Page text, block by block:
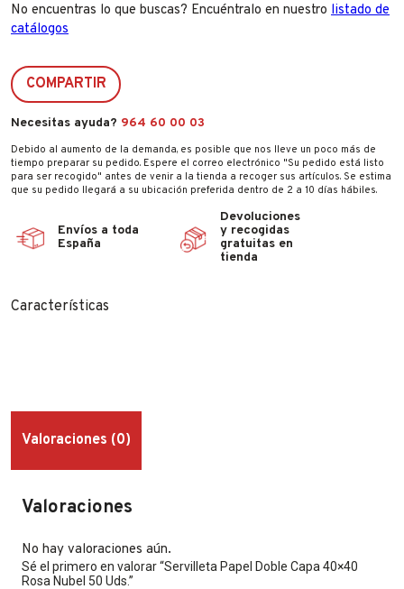
No encuentras lo que buscas? Encuéntralo en nuestro listado de
catálogos
COMPARTIR
Necesitas ayuda? 964 60 00 03
Debido al aumento de la demanda, es posible que nos lleve un poco más de
tiempo preparar su pedido. Espere el correo electrónico "Su pedido está listo
para ser recogido" antes de venir a la tienda a recoger sus artículos. Se estima
que su pedido llegará a su ubicación preferida dentro de 2 a 10 días hábiles.
Envíos a toda
España
Devoluciones
y recogidas
gratuitas en
tienda
Características
Valoraciones (0)
Valoraciones
No hay valoraciones aún.
Sé el primero en valorar “Servilleta Papel Doble Capa 40×40
Rosa Nubel 50 Uds.”